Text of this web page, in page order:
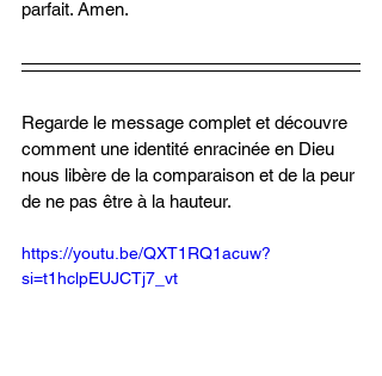
parfait. Amen.
Regarde le message complet et découvre
comment une identité enracinée en Dieu
nous libère de la comparaison et de la peur
de ne pas être à la hauteur.
https://youtu.be/QXT1RQ1acuw?
si=t1hclpEUJCTj7_vt